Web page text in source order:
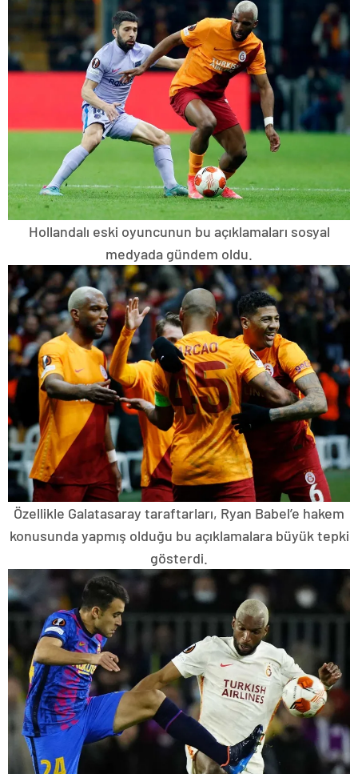
Hollandalı eski oyuncunun bu açıklamaları sosyal
medyada gündem oldu.
Özellikle Galatasaray taraftarları, Ryan Babel’e hakem
konusunda yapmış olduğu bu açıklamalara büyük tepki
gösterdi.